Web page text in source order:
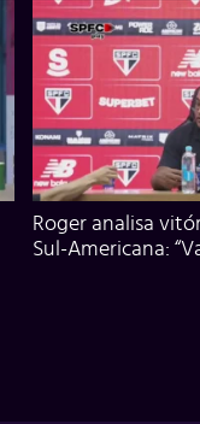
Roger analisa
Sul-Americana: